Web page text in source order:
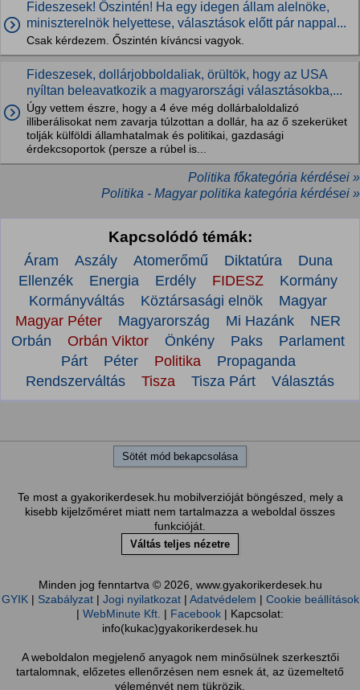
Fideszesek! Őszintén! Ha egy idegen állam alelnöke,
miniszterelnök helyettese, választások előtt pár nappal...
Csak kérdezem. Őszintén kíváncsi vagyok.
Fideszesek, dollárjobboldaliak, örültök, hogy az USA
nyíltan beleavatkozik a magyarországi választásokba,...
Úgy vettem észre, hogy a 4 éve még dollárbaloldalizó
illiberálisokat nem zavarja túlzottan a dollár, ha az ő szekerüket
tolják külföldi államhatalmak és politikai, gazdasági
érdekcsoportok (persze a rúbel is...
Politika főkategória kérdései »
Politika - Magyar politika kategória kérdései »
Kapcsolódó témák:
Áram Aszály Atomerőmű Diktatúra
Duna
Ellenzék
Energia Erdély FIDESZ
Kormány
Kormányváltás
Köztársasági elnök
Magyar
Magyar Péter
Magyarország Mi Hazánk
NER
Orbán
Orbán Viktor Önkény Paks
Parlament
Párt
Péter Politika
Propaganda
Rendszerváltás
Tisza Tisza Párt Választás
Sötét mód bekapcsolása
Te most a gyakorikerdesek.hu mobilverzióját böngészed, mely a
kisebb kijelzőméret miatt nem tartalmazza a weboldal összes
funkcióját.
Váltás teljes nézetre
Minden jog fenntartva © 2026, www.gyakorikerdesek.hu
GYIK| Szabályzat| Jogi nyilatkozat| Adatvédelem | Cookie beállítások
| WebMinute Kft. | Facebook | Kapcsolat:
info(kukac)gyakorikerdesek.hu
A weboldalon megjelenő anyagok nem minősülnek szerkesztői
tartalomnak, előzetes ellenőrzésen nem esnek át, az üzemeltető
véleményét nem tükrözik.